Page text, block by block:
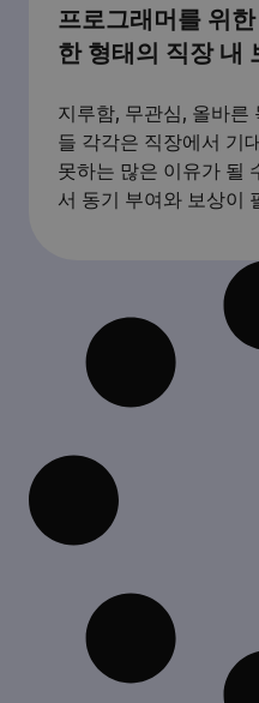
프로그래머를 위
한 형태의 직장 내
지루함, 무관심, 올바른
들 각각은 직장에서 기
못하는 많은 이유가 될
서 동기 부여와 보상이